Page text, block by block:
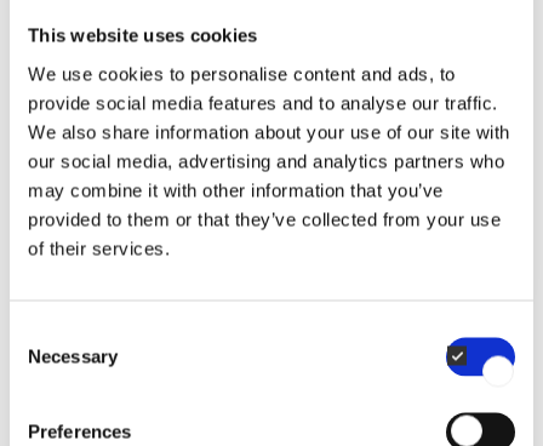
This website uses cookies
We use cookies to personalise content and ads, to
provide social media features and to analyse our traffic.
We also share information about your use of our site with
our social media, advertising and analytics partners who
may combine it with other information that you’ve
provided to them or that they’ve collected from your use
of their services.
Selection
Necessary
Preferences
Un ciclo turbo de 15 minutos mantiene el
horno limpio e higiénico, listo para la
producción de la noche sin afectar la
eficiencia operativa​.
Más información sobre
15:15